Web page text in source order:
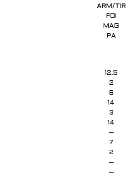
ARM/TIR
FOI
MAG
PA
12.5
2
6
14
3
14
–
7
2
–
–